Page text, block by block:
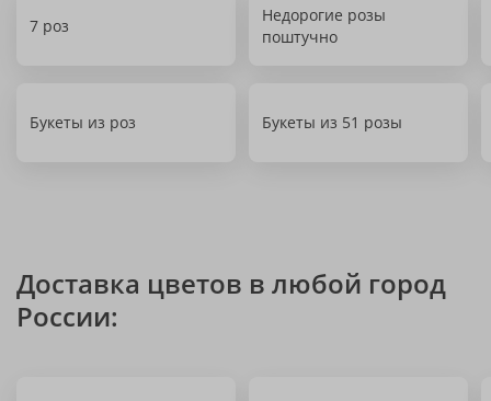
7 роз
Недорогие розы
поштучно
Букеты из роз Букеты из 51 розы
Доставка цветов в любой город
России: